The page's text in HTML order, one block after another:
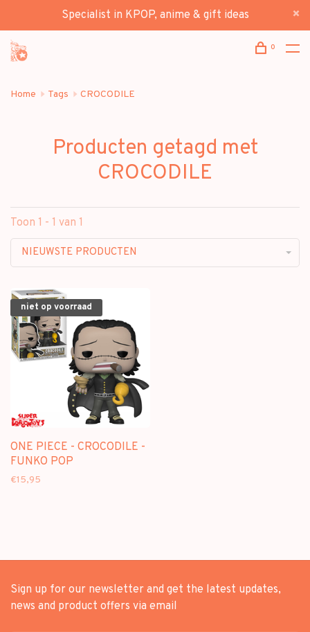
Specialist in KPOP, anime & gift ideas
0
Home Tags CROCODILE
Producten getagd met
CROCODILE
Toon 1 - 1 van 1
NIEUWSTE PRODUCTEN
niet op voorraad
ONE PIECE - CROCODILE -
FUNKO POP
€15,95
Sign up for our newsletter and get the latest updates,
news and product offers via email